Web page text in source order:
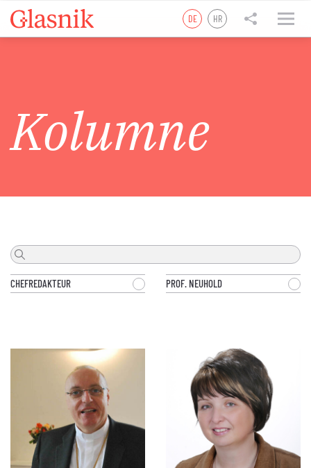
DE HR
Kolumne
CHEFREDAKTEUR PROF. NEUHOLD